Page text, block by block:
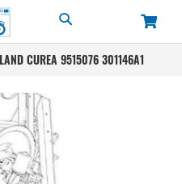
Cautare
CUREA 9515076 301146A1